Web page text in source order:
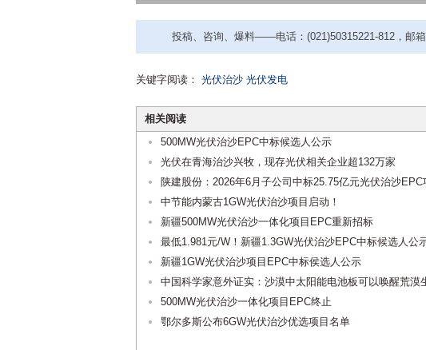
投稿、咨询、爆料——电话：(021)50315221-812，邮
关键字阅读： 光伏治沙 光伏发电
相关阅读
500MW光伏治沙EPC中标候选人公示
光伏在青海治沙兴牧，现存光伏相关企业超132万家
陕建股份：2026年6月子公司中标25.75亿元光伏治沙EPC
中节能内蒙古1GW光伏治沙项目启动！
新疆500MW光伏治沙一体化项目EPC重新招标
最低1.981元/W！新疆1.3GW光伏治沙EPC中标候选人公
新疆1GW光伏治沙项目EPC中标侯选人公示
中国科学家意外证实：沙漠中太阳能电池板可以唤醒荒漠
500MW光伏治沙一体化项目EPC终止
鄂尔多斯公布6GW光伏治沙优选项目名单